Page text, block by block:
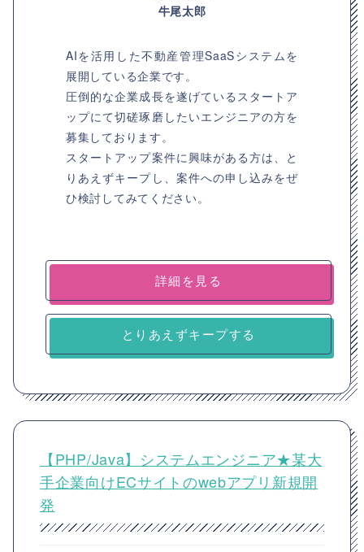
牛尾太郎
AIを活用した不動産管理SaaSシステムを
展開している企業です。
圧倒的な企業成長を遂げているスタートア
ップにて切磋琢磨したいエンジニアの方を
募集しております。
スタートアップ案件に興味がある方は、と
りあえずキープし、案件への申し込みをぜ
ひ検討してみてください。
詳細を見る
とりあえずキープする
【PHP/Java】システムエンジニア★某大
手企業向けECサイトのwebアプリ新規開
発